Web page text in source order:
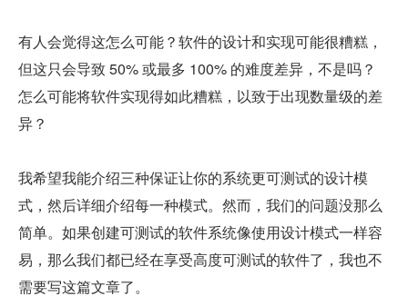
有人会觉得这怎么可能？软件的设计和实现可能很糟糕，
但这只会导致 50% 或最多 100% 的难度差异，不是吗？
怎么可能将软件实现得如此糟糕，以致于出现数量级的差
异？
我希望我能介绍三种保证让你的系统更可测试的设计模
式，然后详细介绍每一种模式。然而，我们的问题没那么
简单。如果创建可测试的软件系统像使用设计模式一样容
易，那么我们都已经在享受高度可测试的软件了，我也不
需要写这篇文章了。